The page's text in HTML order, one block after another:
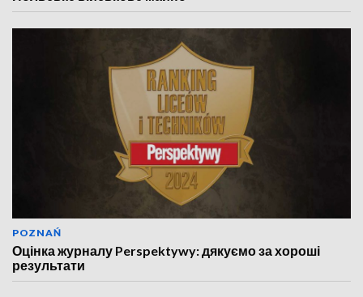
POZNAŃ
Оцінка журналу Perspektywy: дякуємо за хороші
результати